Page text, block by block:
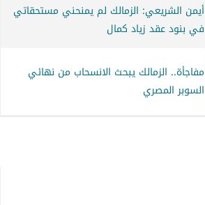
أيمن الشريعي: الزمالك لم يمنحني مستحقاتي
في بنود عقد زياد كمال
مفاجأة.. الزمالك يبحث الانسحاب من نهائي
السوبر المصري